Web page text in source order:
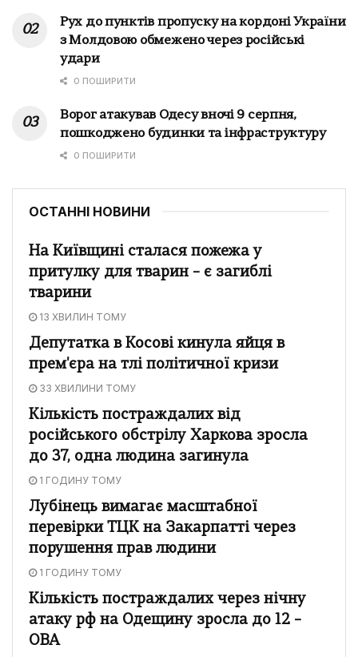
Рух до пунктів пропуску на кордоні України
з Молдовою обмежено через російські
удари
0 ПОШИРИТИ
Ворог атакував Одесу вночі 9 серпня,
пошкоджено будинки та інфраструктуру
0 ПОШИРИТИ
ОСТАННІ НОВИНИ
На Київщині сталася пожежа у
притулку для тварин – є загиблі
тварини
13 ХВИЛИН ТОМУ
Депутатка в Косові кинула яйця в
прем'єра на тлі політичної кризи
33 ХВИЛИНИ ТОМУ
Кількість постраждалих від
російського обстрілу Харкова зросла
до 37, одна людина загинула
1 ГОДИНУ ТОМУ
Лубінець вимагає масштабної
перевірки ТЦК на Закарпатті через
порушення прав людини
1 ГОДИНУ ТОМУ
Кількість постраждалих через нічну
атаку рф на Одещину зросла до 12 –
ОВА